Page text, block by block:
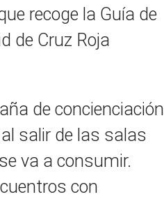
recoge la Guía de
de Cruz Roja
de concienciación
salir de las salas
va a consumir.
con